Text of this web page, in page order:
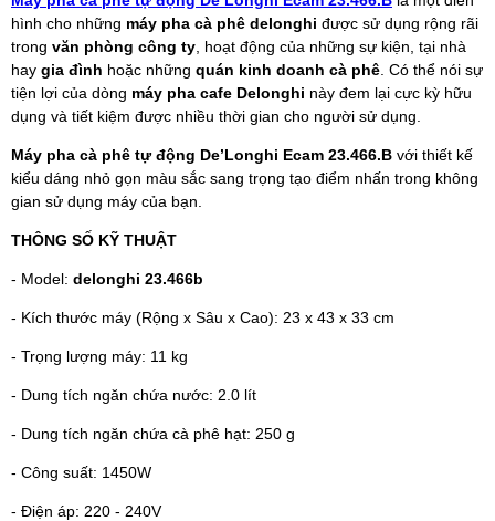
hình cho những máy pha cà phê delonghi được sử dụng rộng rãi
trong văn phòng công ty , hoạt động của những sự kiện, tại nhà
hay gia đình hoặc những quán kinh doanh cà phê . Có thể nói sự
tiện lợi của dòng máy pha cafe Delonghi này đem lại cực kỳ hữu
dụng và tiết kiệm được nhiều thời gian cho người sử dụng.
Máy pha cà phê tự động De’Longhi Ecam 23.466.B với thiết kế
kiểu dáng nhỏ gọn màu sắc sang trọng tạo điểm nhấn trong không
gian sử dụng máy của bạn.
THÔNG SỐ KỸ THUẬT
- Model: delonghi 23.466b
- Kích thước máy (Rộng x Sâu x Cao): 23 x 43 x 33 cm
- Trọng lượng máy: 11 kg
- Dung tích ngăn chứa nước: 2.0 lít
- Dung tích ngăn chứa cà phê hạt: 250 g
- Công suất: 1450W
- Điện áp: 220 - 240V